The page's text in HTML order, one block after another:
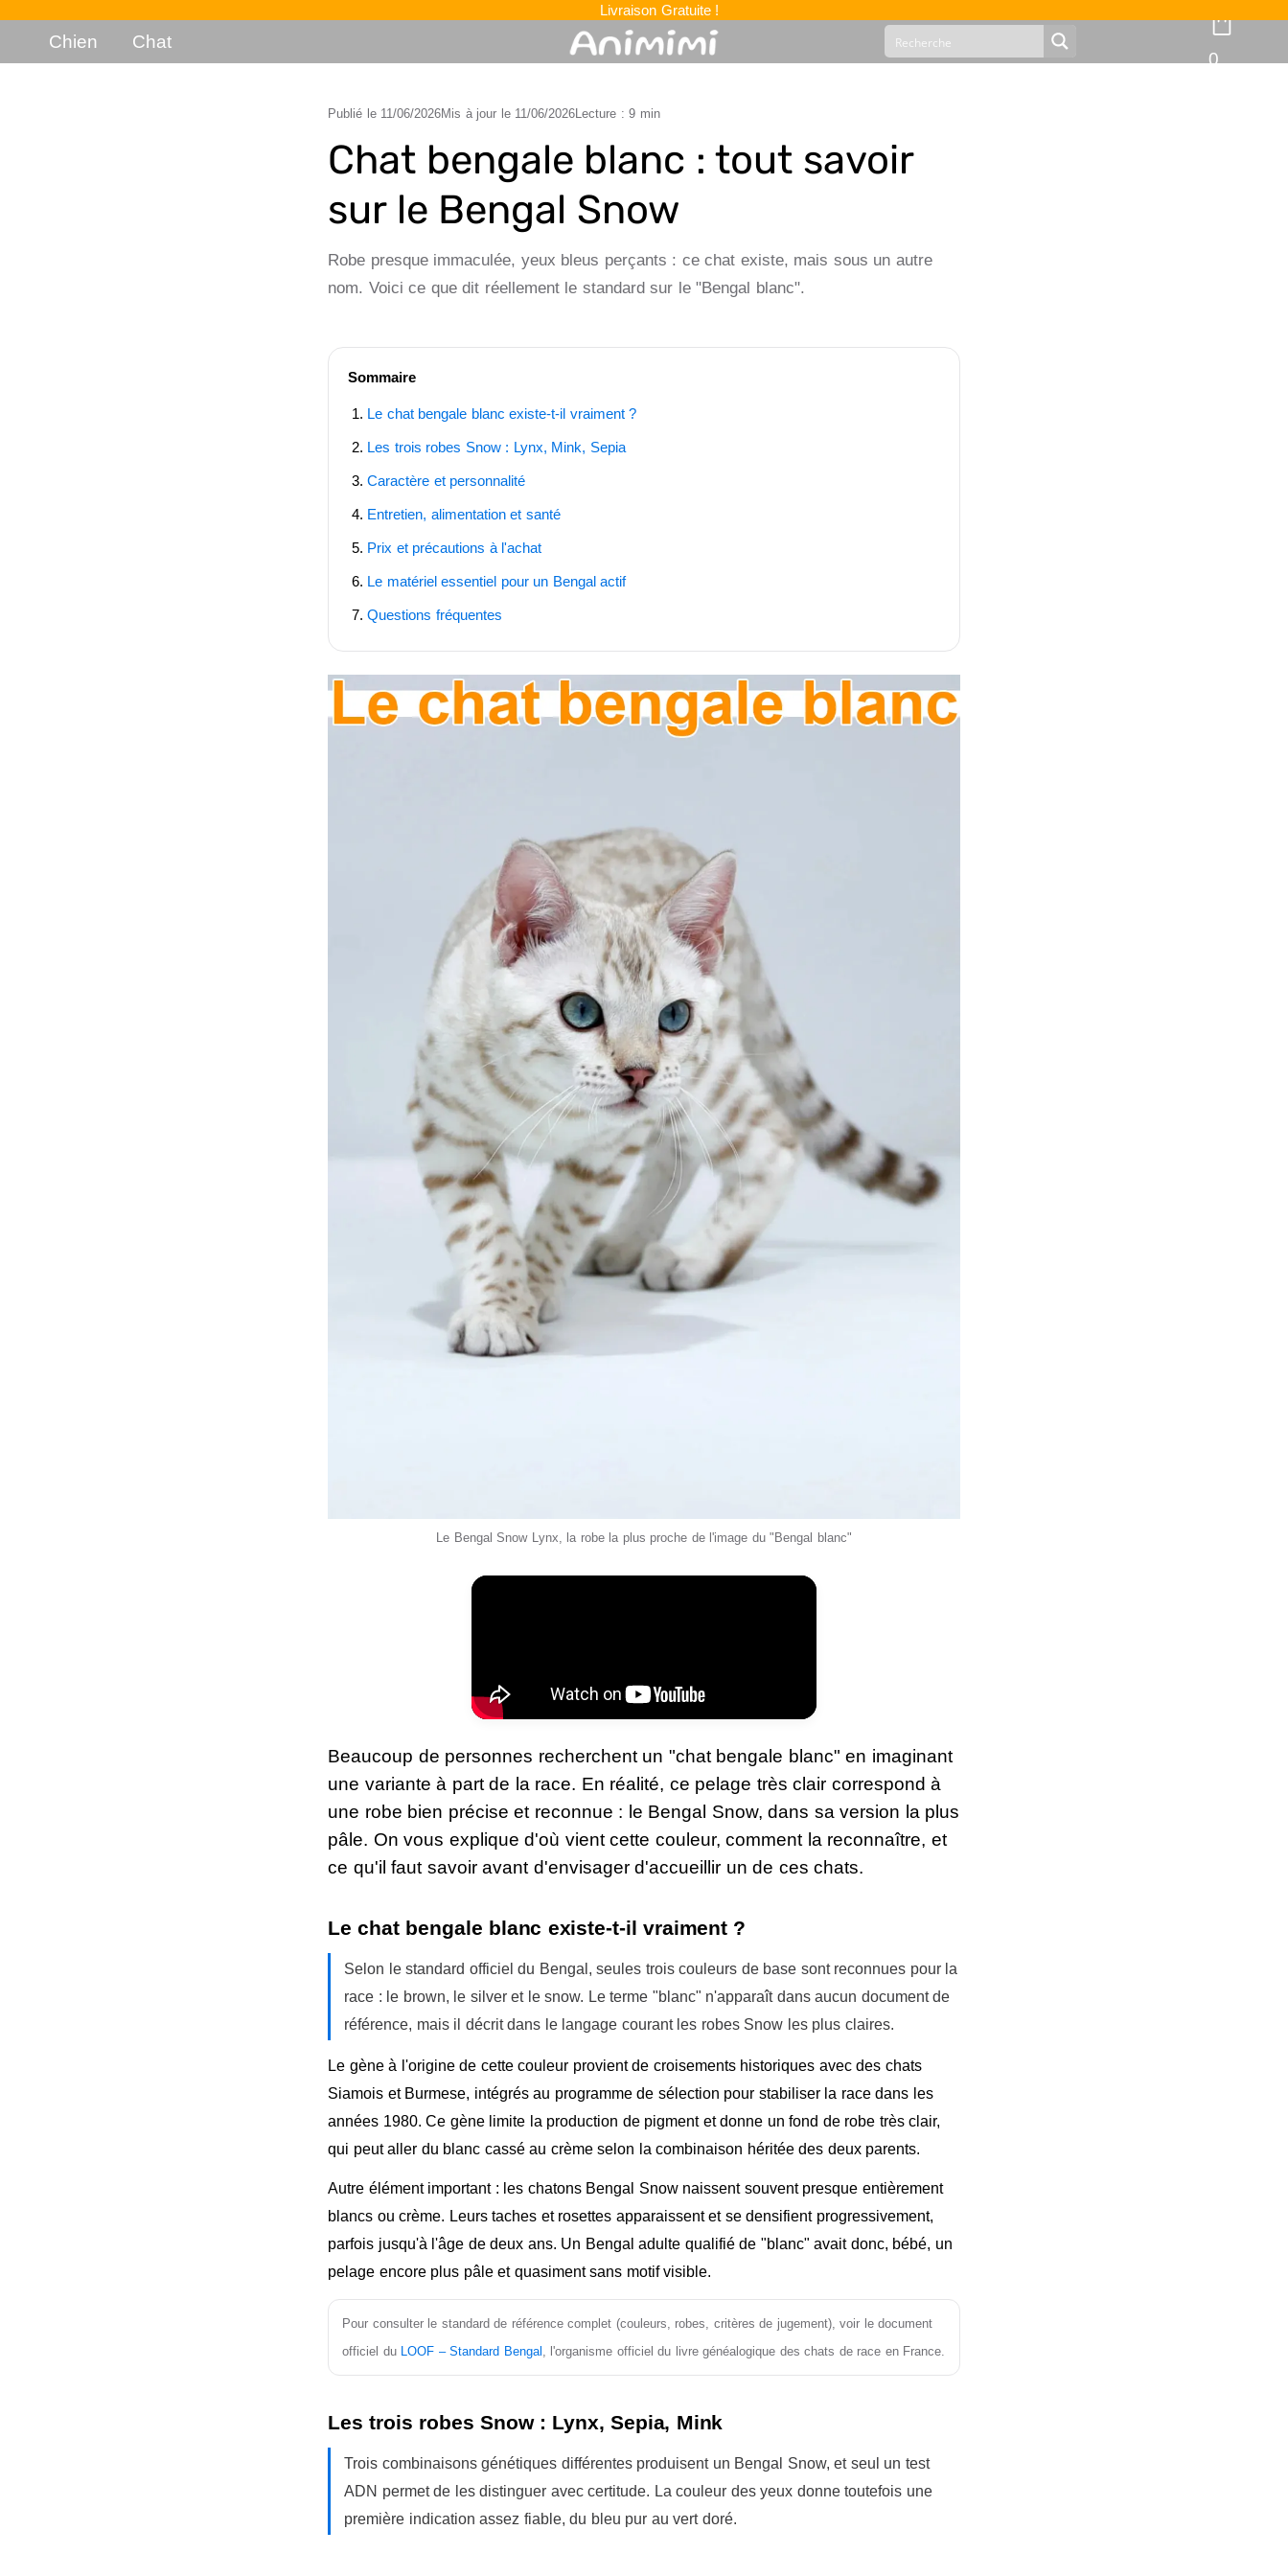
Livraison Gratuite !
Chien
Chat
0
Publié le 11/06/2026Mis à jour le 11/06/2026Lecture : 9 min
Chat bengale blanc : tout savoir
sur le Bengal Snow
Robe presque immaculée, yeux bleus perçants : ce chat existe, mais sous un autre
nom. Voici ce que dit réellement le standard sur le "Bengal blanc".
Sommaire
Le chat bengale blanc existe-t-il vraiment ?
Les trois robes Snow : Lynx, Mink, Sepia
Caractère et personnalité
Entretien, alimentation et santé
Prix et précautions à l'achat
Le matériel essentiel pour un Bengal actif
Questions fréquentes
Le Bengal Snow Lynx, la robe la plus proche de l'image du "Bengal blanc"
Beaucoup de personnes recherchent un "chat bengale blanc" en imaginant
une variante à part de la race. En réalité, ce pelage très clair correspond à
une robe bien précise et reconnue : le Bengal Snow, dans sa version la plus
pâle. On vous explique d'où vient cette couleur, comment la reconnaître, et
ce qu'il faut savoir avant d'envisager d'accueillir un de ces chats.
Le chat bengale blanc existe-t-il vraiment ?
Selon le standard officiel du Bengal, seules trois couleurs de base sont reconnues pour la
race : le brown, le silver et le snow. Le terme "blanc" n'apparaît dans aucun document de
référence, mais il décrit dans le langage courant les robes Snow les plus claires.
Le gène à l'origine de cette couleur provient de croisements historiques avec des chats
Siamois et Burmese, intégrés au programme de sélection pour stabiliser la race dans les
années 1980. Ce gène limite la production de pigment et donne un fond de robe très clair,
qui peut aller du blanc cassé au crème selon la combinaison héritée des deux parents.
Autre élément important : les chatons Bengal Snow naissent souvent presque entièrement
blancs ou crème. Leurs taches et rosettes apparaissent et se densifient progressivement,
parfois jusqu'à l'âge de deux ans. Un Bengal adulte qualifié de "blanc" avait donc, bébé, un
pelage encore plus pâle et quasiment sans motif visible.
Pour consulter le standard de référence complet (couleurs, robes, critères de jugement), voir le document
officiel du LOOF – Standard Bengal , l'organisme officiel du livre généalogique des chats de race en France.
Les trois robes Snow : Lynx, Sepia, Mink
Trois combinaisons génétiques différentes produisent un Bengal Snow, et seul un test
ADN permet de les distinguer avec certitude. La couleur des yeux donne toutefois une
première indication assez fiable, du bleu pur au vert doré.